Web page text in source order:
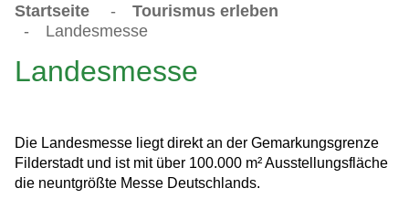
Startseite -
Tourismus erleben
-
Landesmesse
Landesmesse
Die Landesmesse liegt direkt an der Gemarkungsgrenze
Filderstadt und ist mit über 100.000 m² Ausstellungsfläche
die neuntgrößte Messe Deutschlands.